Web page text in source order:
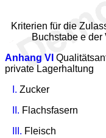
Kriterien für die
Buchstabe e der
Anhang VI
private Lagerhaltung
I. Zucker
II. Flachsfasern
III. Fleisch